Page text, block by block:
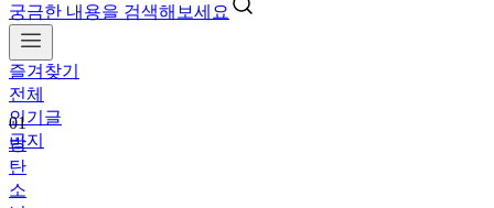
궁금한 내용을 검색해보세요
즐겨찾기
전체
인기글
공지
01
방
탄
소
년
단